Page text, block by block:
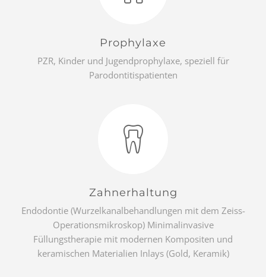
Prophylaxe
PZR, Kinder und Jugendprophylaxe, speziell für
Parodontitispatienten
Zahnerhaltung
Endodontie (Wurzelkanalbehandlungen mit dem Zeiss-
Operationsmikroskop) Minimalinvasive
Füllungstherapie mit modernen Kompositen und
keramischen Materialien Inlays (Gold, Keramik)